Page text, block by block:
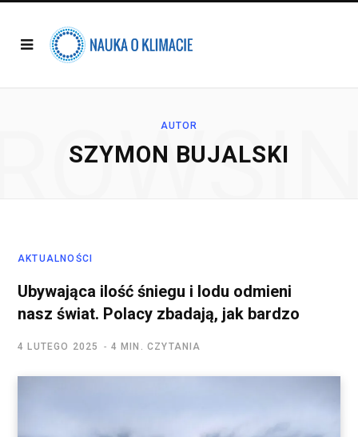
AUTOR
SZYMON BUJALSKI
AKTUALNOŚCI
Ubywająca ilość śniegu i lodu odmieni
nasz świat. Polacy zbadają, jak bardzo
4 LUTEGO 2025 4 MIN. CZYTANIA